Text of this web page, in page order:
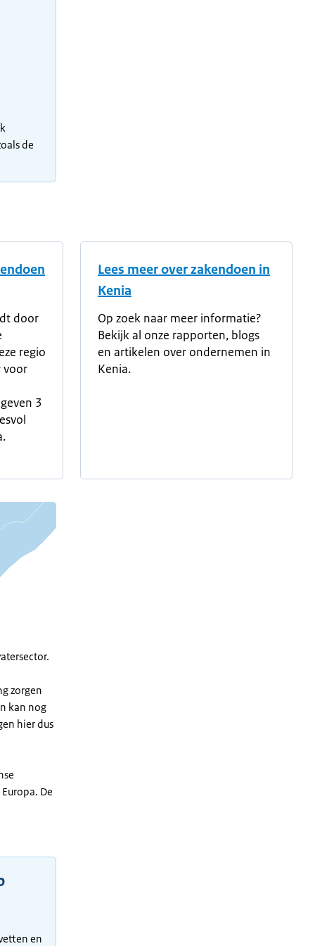
de
door
regio
voor
3
Lees meer over zakendoen in
Kenia
Op zoek naar meer informatie?
Bekijk al onze rapporten, blogs
en artikelen over ondernemen in
Kenia.
zorgen
kan nog
hier dus
De
en